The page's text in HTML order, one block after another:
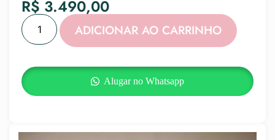
R$ 3.490,00
ADICIONAR AO CARRINHO
Alugar no Whatsapp